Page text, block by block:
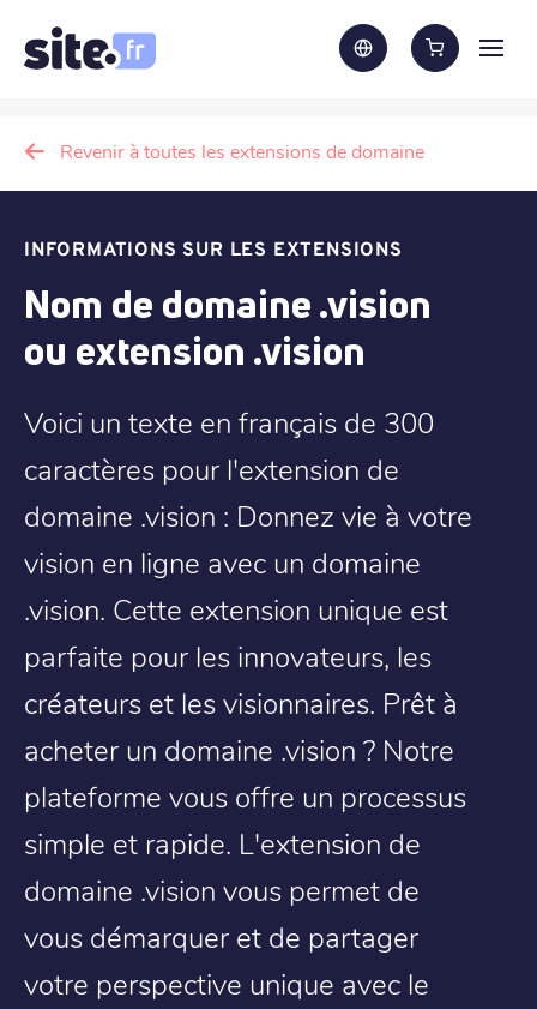
Revenir à toutes les extensions de domaine
INFORMATIONS SUR LES EXTENSIONS
Nom de domaine .vision
ou extension .vision
Voici un texte en français de 300
caractères pour l'extension de
domaine .vision : Donnez vie à votre
vision en ligne avec un domaine
.vision. Cette extension unique est
parfaite pour les innovateurs, les
créateurs et les visionnaires. Prêt à
acheter un domaine .vision ? Notre
plateforme vous offre un processus
simple et rapide. L'extension de
domaine .vision vous permet de
vous démarquer et de partager
votre perspective unique avec le